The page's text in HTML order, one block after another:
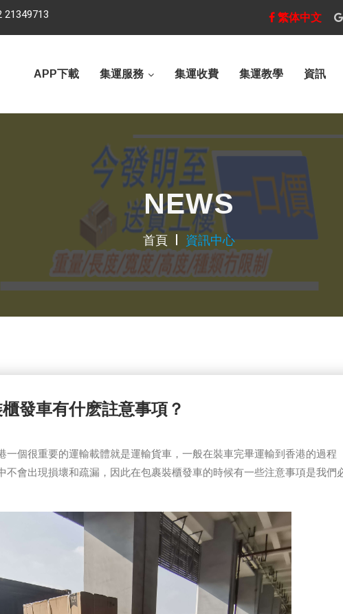
21349713 繁体中文
APP下載 集運服務 集運收費 集運教學 資訊
NEWS
首頁 資訊中心
發車有什麽註意事項？
一個很重要的運輸載體就是運輸貨車，一般在裝車完畢運輸到香港的過程
不會出現損壞和疏漏，因此在包裹裝櫃發車的時候有一些注意事項是我們